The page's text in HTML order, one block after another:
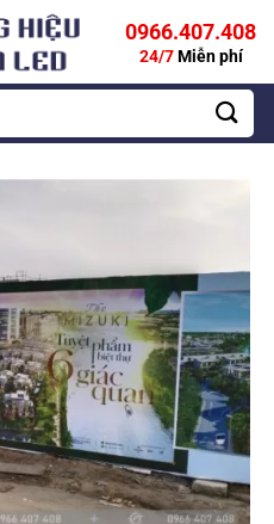
0966.407.408
24/7Miễn phí